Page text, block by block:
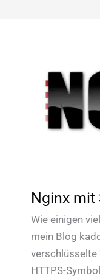
Nginx mit
Wie einigen
mein Blog
verschlüsselte
HTTPS-